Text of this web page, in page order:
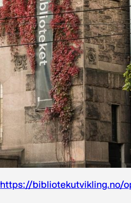
https://bibliotekutvikling.no/